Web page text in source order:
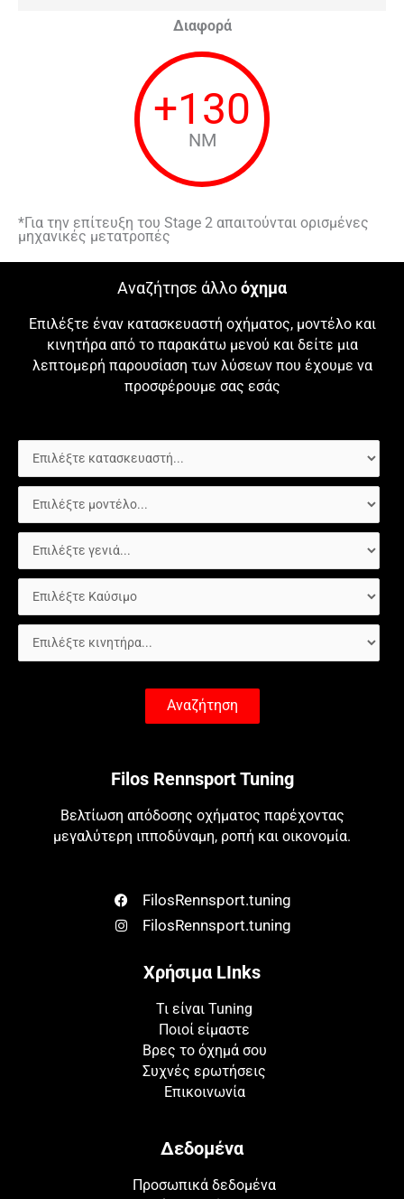
Διαφορά
+130
NM
*Για την επίτευξη του Stage 2 απαιτούνται ορισμένες
μηχανικές μετατροπές
Αναζήτησε άλλοόχημα
Επιλέξτε έναν κατασκευαστή οχήματος, μοντέλο και
κινητήρα από το παρακάτω μενού και δείτε μια
λεπτομερή παρουσίαση των λύσεων που έχουμε να
προσφέρουμε σας εσάς
Αναζήτηση
Filos Rennsport Tuning
Βελτίωση απόδοσης οχήματος παρέχοντας
μεγαλύτερη ιπποδύναμη, ροπή και οικονομία.
FilosRennsport.tuning
FilosRennsport.tuning
Χρήσιμα LInks
Τι είναι Tuning
Ποιοί είμαστε
Βρες το όχημά σου
Συχνές ερωτήσεις
Επικοινωνία
Δεδομένα
Προσωπικά δεδομένα